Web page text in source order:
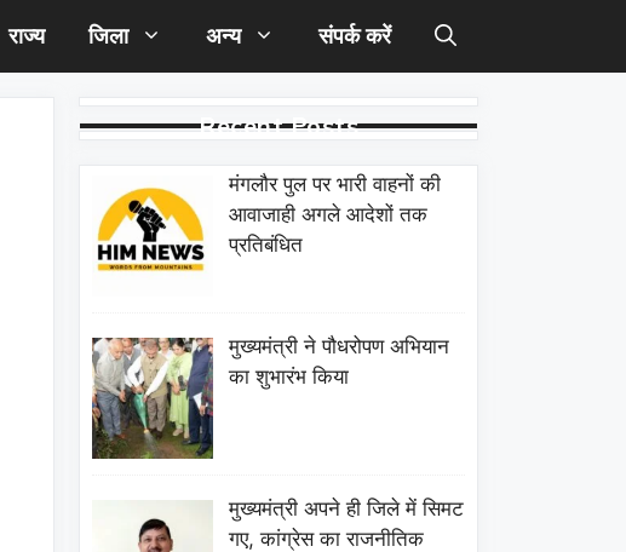
राज्य जिला अन्य संपर्क करें
Recent Posts
मंगलौर पुल पर भारी वाहनों की
आवाजाही अगले आदेशों तक
प्रतिबंधित
मुख्यमंत्री ने पौधरोपण अभियान
का शुभारंभ किया
मुख्यमंत्री अपने ही जिले में सिमट
गए, कांग्रेस का राजनीतिक